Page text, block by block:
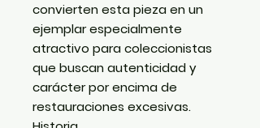
convierten esta pieza en un
ejemplar especialmente
atractivo para coleccionistas
que buscan autenticidad y
carácter por encima de
restauraciones excesivas.